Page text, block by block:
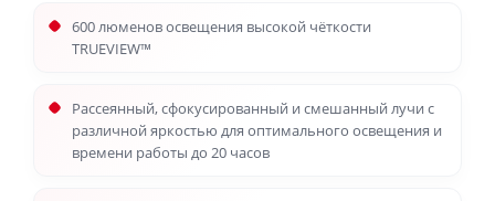
600 люменов освещения высокой чёткости
TRUEVIEW™
Рассеянный, сфокусированный и смешанный лучи с
различной яркостью для оптимального освещения и
времени работы до 20 часов